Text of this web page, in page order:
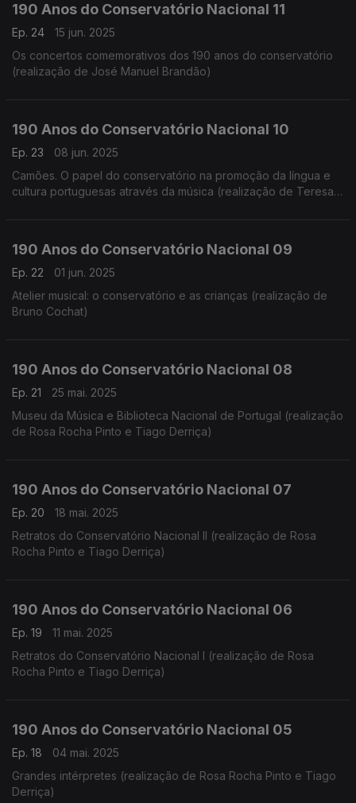
190 Anos do Conservatório Nacional 11
Ep. 24
15 jun. 2025
Os concertos comemorativos dos 190 anos do conservatório
(realização de José Manuel Brandão)
190 Anos do Conservatório Nacional 10
Ep. 23
08 jun. 2025
Camões. O papel do conservatório na promoção da língua e
cultura portuguesas através da música (realização de Teresa
190 Anos do Conservatório Nacional 09
Ep. 22
01 jun. 2025
Atelier musical: o conservatório e as crianças (realização de
Bruno Cochat)
190 Anos do Conservatório Nacional 08
Ep. 21
25 mai. 2025
Museu da Música e Biblioteca Nacional de Portugal (realização
de Rosa Rocha Pinto e Tiago Derriça)
190 Anos do Conservatório Nacional 07
Ep. 20
18 mai. 2025
Retratos do Conservatório Nacional II (realização de Rosa
Rocha Pinto e Tiago Derriça)
190 Anos do Conservatório Nacional 06
Ep. 19
11 mai. 2025
Retratos do Conservatório Nacional I (realização de Rosa
Rocha Pinto e Tiago Derriça)
190 Anos do Conservatório Nacional 05
Ep. 18
04 mai. 2025
Grandes intérpretes (realização de Rosa Rocha Pinto e Tiago
Derriça)